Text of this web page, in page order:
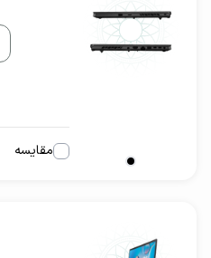
مقایسه